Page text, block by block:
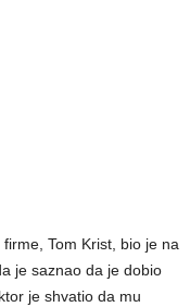
Tom Krist, bio je na
je saznao da je dobio
je shvatio da mu